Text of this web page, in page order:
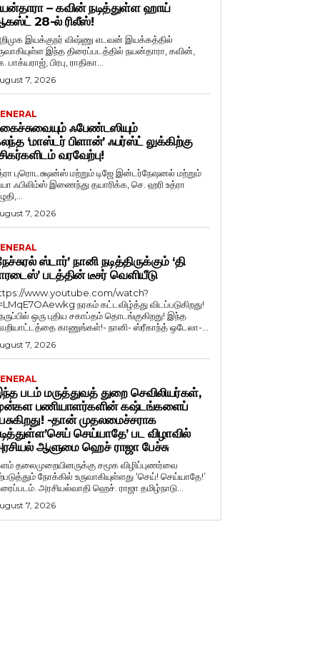
– கவின் நடித்துள்ள ஹாய்
28-ல் ரிலீஸ்!
இயக்குநர் விஷ்ணு எடவன் இயக்கத்தில்
இந்த திரைப்படத்தில் நயன்தாரா, கவின்,
பாக்யராஜ், பிரபு, ராதிகா...
7, 2026
ஃபேண்டஸியும்
‘மாஸ்டர் பிளான்’ ஃபர்ஸ்ட் லுக்கிற்கு
வரவேற்பு!
புரொடக்ஷன்ஸ் மற்றும் டிஜே இன்டர்நேஷனல் மற்றும்
ஃபிலிம்ஸ் இணைந்து தயாரிக்க, செ. ஹரி உத்ரா
7, 2026
ஸ்டார்’ நானி நடித்திருக்கும் ‘தி
படத்தின் டீசர் வெளியீடு
www.youtube.com/watch?
நரகம் கட்டவிழ்த்து விடப்படுகிறது!
ஒரு புதிய சகாப்தம் தொடங்குகிறது! இந்த
காணுங்கள்!- நானி- ஸ்ரீகாந்த் ஒடேலா-...
7, 2026
படம் மருத்துவத் துறை செவிலியர்கள்,
பணியாளர்களின் கஷ்டங்களைப்
-தான் முதலமைச்சராக
செய்யாதே’ பட விழாவில்
ஆளுமை ஹெச் ராஜா பேச்சு
தலைமுறையினருக்கு சமூக விழிப்புணர்வை
நோக்கில் உருவாகியுள்ளது ‘செய்! செய்யாதே!’
அரசியல்வாதி ஹெச். ராஜா தமிழ்நாடு...
7, 2026